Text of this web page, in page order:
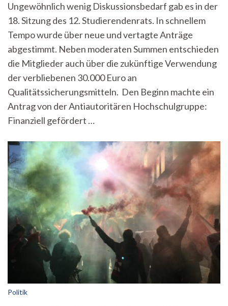
vom
16.
Juni
2025
Ungewöhnlich wenig Diskussionsbedarf gab es in der
18. Sitzung des 12. Studierendenrats. In schnellem
Tempo wurde über neue und vertagte Anträge
abgestimmt. Neben moderaten Summen entschieden
die Mitglieder auch über die zukünftige Verwendung
der verbliebenen 30.000 Euro an
Qualitätssicherungsmitteln. Den Beginn machte ein
Antrag von der Antiautoritären Hochschulgruppe:
Finanziell gefördert …
Politik